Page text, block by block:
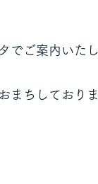
でご案内いたし
まちしておりま